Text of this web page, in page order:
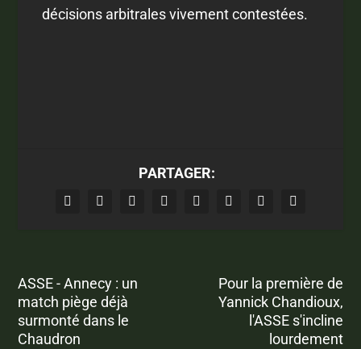
décisions arbitrales vivement contestées.
PARTAGER:
ASSE - Annecy : un
match piège déjà
surmonté dans le
Chaudron
Pour la première de
Yannick Chandioux,
l'ASSE s'incline
lourdement